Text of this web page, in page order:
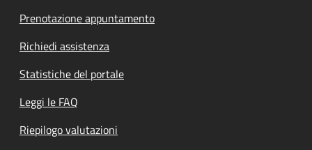
Prenotazione appuntamento
Richiedi assistenza
Statistiche del portale
Leggi le FAQ
Riepilogo valutazioni